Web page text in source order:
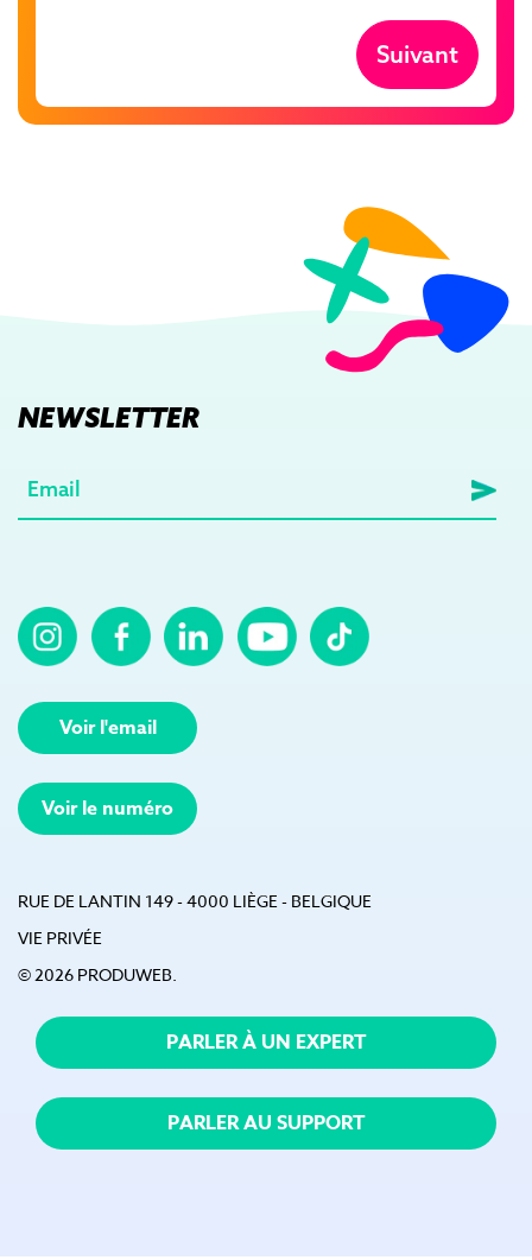
NEWSLETTER
Voir l'email
Voir le numéro
RUE DE LANTIN 149 - 4000 LIÈGE - BELGIQUE
VIE PRIVÉE
© 2026 PRODUWEB.
PARLER À UN EXPERT
PARLER AU SUPPORT